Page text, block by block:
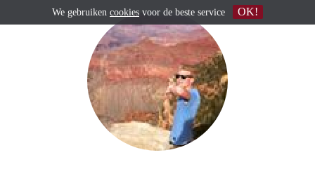
We gebruiken cookies voor de beste service OK!